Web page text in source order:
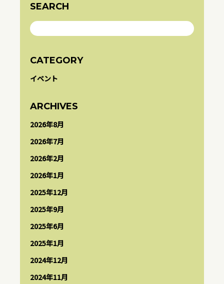
SEARCH
CATEGORY
イベント
ARCHIVES
2026年8月
2026年7月
2026年2月
2026年1月
2025年12月
2025年9月
2025年6月
2025年1月
2024年12月
2024年11月